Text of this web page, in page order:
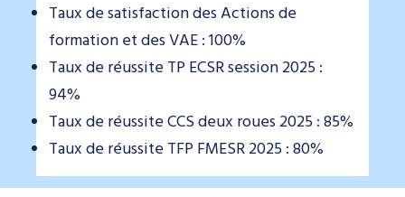
Taux de satisfaction des Actions de
formation et des VAE : 100%
Taux de réussite TP ECSR session 2025 :
94%
Taux de réussite CCS deux roues 2025 : 85%
Taux de réussite TFP FMESR 2025 : 80%